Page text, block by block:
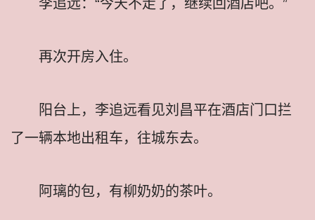
李追远：“今天不走了，继续回酒店吧。”
再次开房入住。
阳台上，李追远看见刘昌平在酒店门口拦
了一辆本地出租车，往城东去。
阿璃的包，有柳奶奶的茶叶。